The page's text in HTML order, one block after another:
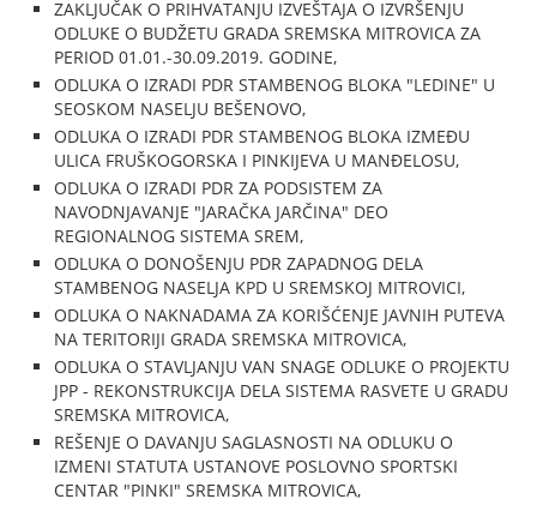
ZAKLJUČAK O PRIHVATANJU IZVEŠTAJA O IZVRŠENJU
ODLUKE O BUDŽETU GRADA SREMSKA MITROVICA ZA
PERIOD 01.01.-30.09.2019. GODINE,
ODLUKA O IZRADI PDR STAMBENOG BLOKA "LEDINE" U
SEOSKOM NASELJU BEŠENOVO,
ODLUKA O IZRADI PDR STAMBENOG BLOKA IZMEĐU
ULICA FRUŠKOGORSKA I PINKIJEVA U MANĐELOSU,
ODLUKA O IZRADI PDR ZA PODSISTEM ZA
NAVODNJAVANJE "JARAČKA JARČINA" DEO
REGIONALNOG SISTEMA SREM,
ODLUKA O DONOŠENJU PDR ZAPADNOG DELA
STAMBENOG NASELJA KPD U SREMSKOJ MITROVICI,
ODLUKA O NAKNADAMA ZA KORIŠĆENJE JAVNIH PUTEVA
NA TERITORIJI GRADA SREMSKA MITROVICA,
ODLUKA O STAVLJANJU VAN SNAGE ODLUKE O PROJEKTU
JPP - REKONSTRUKCIJA DELA SISTEMA RASVETE U GRADU
SREMSKA MITROVICA,
REŠENJE O DAVANJU SAGLASNOSTI NA ODLUKU O
IZMENI STATUTA USTANOVE POSLOVNO SPORTSKI
CENTAR "PINKI" SREMSKA MITROVICA,